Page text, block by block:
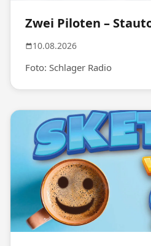
Zwei Piloten –
10.08.2026
Foto: Schlager Radio